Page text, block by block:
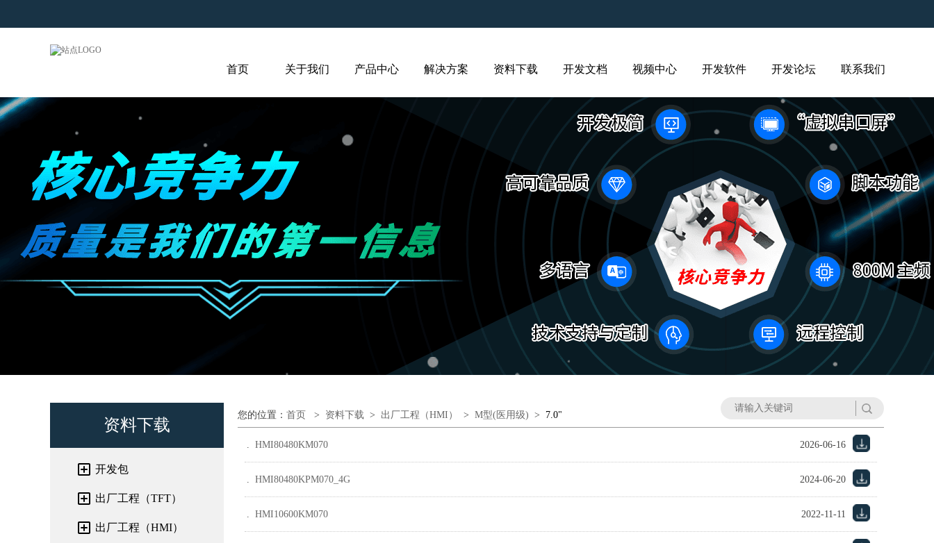
首页 关于我们 产品中心 解决方案 资料下载 开发文档 视频中心 开发软件 开发论坛 联系我们
资料下载
开发包
出厂工程（TFT）
出厂工程（HMI）
您的位置： 首页 > 资料下载 > 出厂工程（HMI） > M型(医用级) > 7.0"
2026-06-16
HMI80480KM070
2024-06-20
HMI80480KPM070_4G
2022-11-11
HMI10600KM070